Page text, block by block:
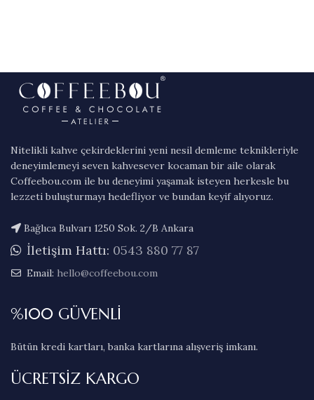
Nitelikli kahve çekirdeklerini yeni nesil demleme teknikleriyle
deneyimlemeyi seven kahvesever kocaman bir aile olarak
Coffeebou.com ile bu deneyimi yaşamak isteyen herkesle bu
lezzeti buluşturmayı hedefliyor ve bundan keyif alıyoruz.
Bağlıca Bulvarı 1250 Sok. 2/B Ankara
İletişim Hattı: 0543 880 77 87
Email: hello@coffeebou.com
%100 GÜVENLİ
Bütün kredi kartları, banka kartlarına alışveriş imkanı.
ÜCRETSİZ KARGO